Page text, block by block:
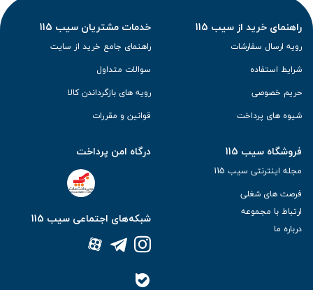
راهنمای خرید از سیب 115
رویه ارسال سفارشات
شرایط استفاده
حریم خصوصی
شیوه های پرداخت
خدمات مشتریان سیب 115
راهنمای جامع خرید از سایت
سوالات متداول
رویه های بازگرداندن کالا
قوانین و مقررات
فروشگاه سیب 115
مجله اینترنتی سیب 115
فرصت های شغلی
ارتباط با مجموعه
درباره ما
درگاه امن پرداخت
شبکه‌های اجتماعی سیب 115